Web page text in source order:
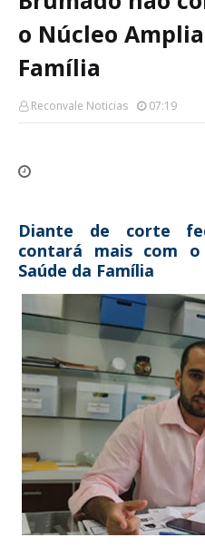
o Núcleo
Família
Reconvale Noticias 07:19
Diante de corte
contará mais com
Saúde da Família